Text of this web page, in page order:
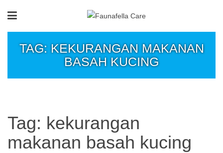
TAG: KEKURANGAN MAKANAN
BASAH KUCING
Tag: kekurangan
makanan basah kucing